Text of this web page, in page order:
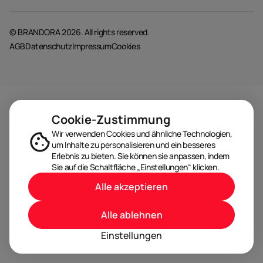
© BRANDORA 2026. All rights reserved.
AGBDatenschutzImpressumCookies
Cookie-Zustimmung
Wir verwenden Cookies und ähnliche Technologien,
um Inhalte zu personalisieren und ein besseres
Erlebnis zu bieten. Sie können sie anpassen, indem
Sie auf die Schaltfläche „Einstellungen“ klicken.
Einstellungen
Alle ablehnen
Alle akzeptieren